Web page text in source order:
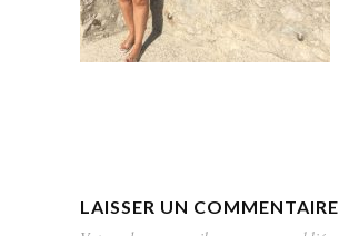
LAISSER UN COMMENTAIRE